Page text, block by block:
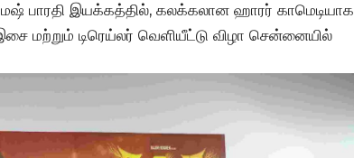
பாரதி இயக்கத்தில், கலக்கலான ஹாரர் காமெடியாக
இசை மற்றும் டிரெய்லர் வெளியீட்டு விழா சென்னையில்